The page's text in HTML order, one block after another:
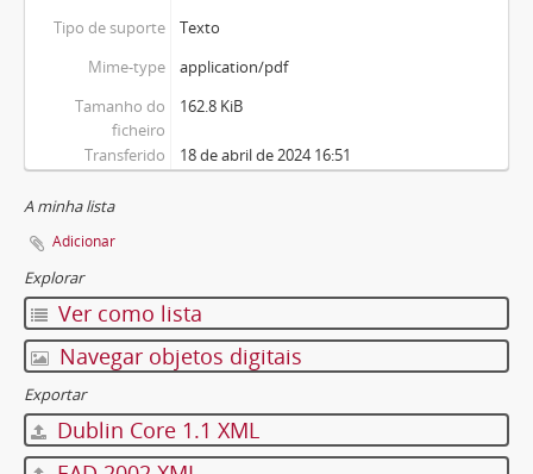
Tipo de suporte
Texto
Mime-type
application/pdf
Tamanho do
ficheiro
162.8 KiB
Transferido 18 de abril de 2024 16:51
A minha lista
Adicionar
Explorar
Ver como lista
Navegar objetos digitais
Exportar
Dublin Core 1.1 XML